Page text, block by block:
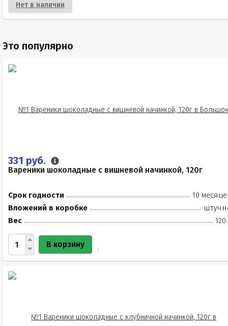
Нет в наличии
Это популярно
331 руб.
Вареники шоколадные с вишневой начинкой, 120г
Срок годности
10
Вложений в коробке
Вес
120
В корзину